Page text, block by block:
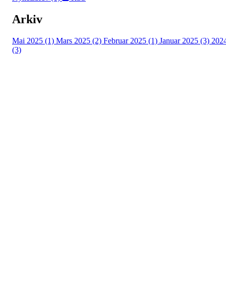
Arkiv
Mai 2025 (1) Mars 2025 (2) Februar 2025 (1) Januar 2025 (3)
(3)